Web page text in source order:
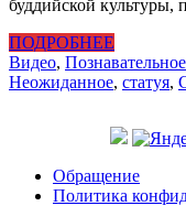
буддийской
ПОДРОБНЕЕ
Видео, Познавательное
Неожиданное, статуя,
Обращение
Политика